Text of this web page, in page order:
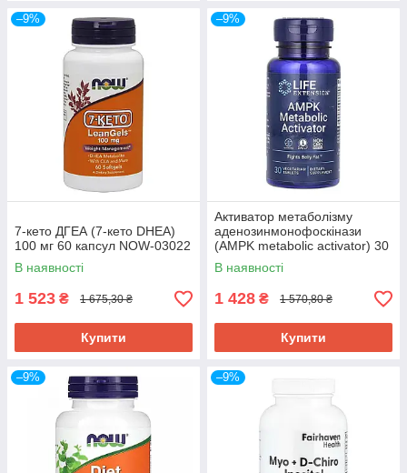
–9%
7-кето ДГЕА (7-кето DHEA)
100 мг 60 капсул NOW-03022
В наявності
1 523 ₴ 1 675,30 ₴
Купити
–9%
Активатор метаболізму
аденозинмонофоскінази
(AMPK metabolic activator) 30
таблеток LEX-22073
В наявності
1 428 ₴ 1 570,80 ₴
Купити
–9% –9%